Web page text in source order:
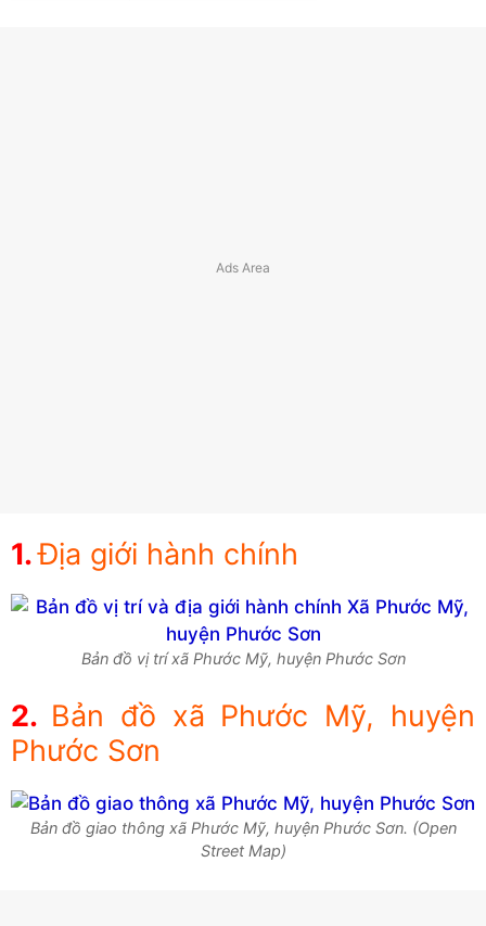
Địa giới hành chính
Bản đồ vị trí xã Phước Mỹ, huyện Phước Sơn
Bản đồ xã Phước Mỹ, huyện
Phước Sơn
Bản đồ giao thông xã Phước Mỹ, huyện Phước Sơn. (Open
Street Map)